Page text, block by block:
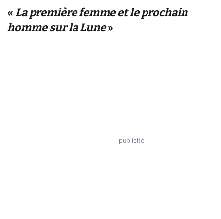
« La première femme et le prochain
homme sur la Lune»